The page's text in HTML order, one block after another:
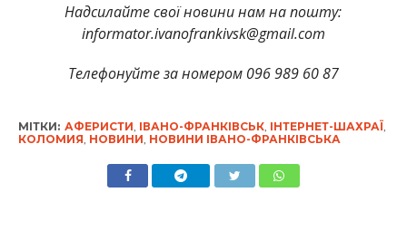
Надсилайте свої новини нам на пошту:
informator.ivanofrankivsk@gmail.com
Телефонуйте за номером 096 989 60 87
МІТКИ: АФЕРИСТИ ІВАНО-ФРАНКІВСЬК, ІНТЕРНЕТ-ШАХРАЇ
КОЛОМИЯ НОВИНИ НОВИНИ ІВАНО-ФРАНКІВСЬКА